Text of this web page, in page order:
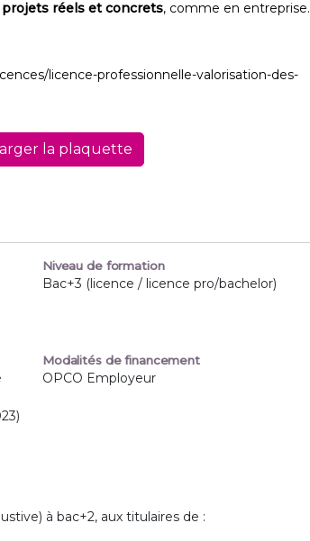
projets réels et concrets, comme en entreprise.
licence-professionnelle-valorisation-des-
la plaquette
Niveau de formation
Bac+3 (licence / licence pro/bachelor)
Modalités de financement
OPCO Employeur
à bac+2, aux titulaires de :